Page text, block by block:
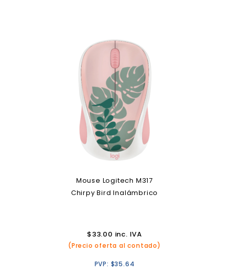
Mouse Logitech M317
Chirpy Bird Inalámbrico
$33.00 inc. IVA
(Precio oferta al contado)
PVP: $35.64